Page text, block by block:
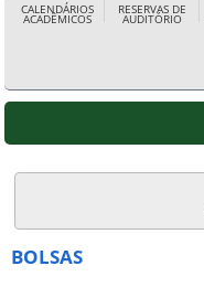
CALENDÁRIOS
ACADÊMICOS
RESERVAS DE
AUDITÓRIO
BOLSAS